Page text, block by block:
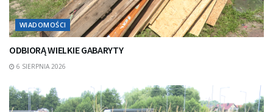
WIADOMOŚCI
ODBIORĄ WIELKIE GABARYTY
6 SIERPNIA 2026